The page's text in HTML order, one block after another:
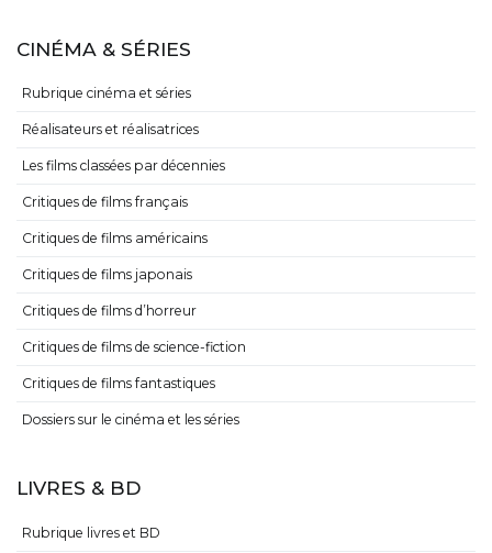
CINÉMA & SÉRIES
Rubrique cinéma et séries
Réalisateurs et réalisatrices
Les films classées par décennies
Critiques de films français
Critiques de films américains
Critiques de films japonais
Critiques de films d’horreur
Critiques de films de science-fiction
Critiques de films fantastiques
Dossiers sur le cinéma et les séries
LIVRES & BD
Rubrique livres et BD